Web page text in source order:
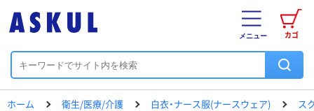
カゴ
メニュー
ホーム 衛生/医療/介護 白衣・ナース服(ナースウェア) ス